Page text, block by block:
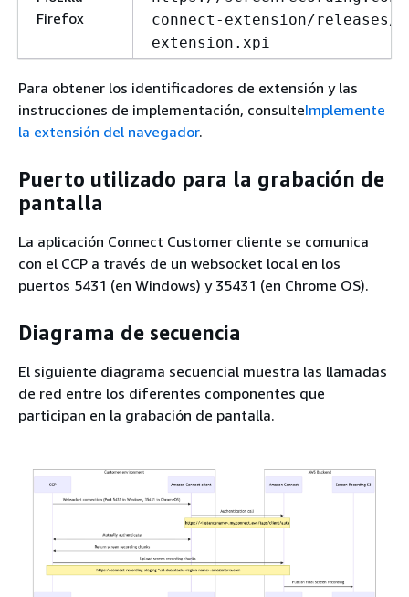
Firefox
connect-extension/releases/
extension.xpi
Para obtener los identificadores de extensión y las
instrucciones de implementación, consulteImplemente
la extensión del navegador.
Puerto utilizado para la grabación de
pantalla
La aplicación Connect Customer cliente se comunica
con el CCP a través de un websocket local en los
puertos 5431 (en Windows) y 35431 (en Chrome OS).
Diagrama de secuencia
El siguiente diagrama secuencial muestra las llamadas
de red entre los diferentes componentes que
participan en la grabación de pantalla.